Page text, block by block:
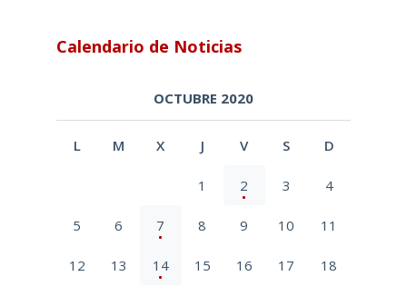
Calendario de Noticias
OCTUBRE 2020
L M X J V S D
1 2 3 4
5 6 7 8 9 10 11
12 13 14 15 16 17 18